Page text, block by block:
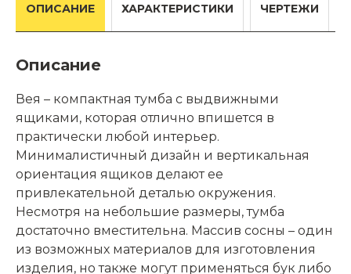
ОПИСАНИЕ ХАРАКТЕРИСТИКИ ЧЕРТЕЖИ
Описание
Вея – компактная тумба с выдвижными
ящиками, которая отлично впишется в
практически любой интерьер.
Минималистичный дизайн и вертикальная
ориентация ящиков делают ее
привлекательной деталью окружения.
Несмотря на небольшие размеры, тумба
достаточно вместительна. Массив сосны – один
из возможных материалов для изготовления
изделия, но также могут применяться бук либо